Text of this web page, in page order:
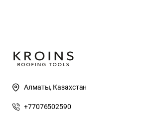
Алматы, Казахстан
+77076502590